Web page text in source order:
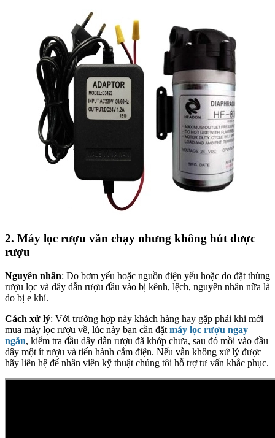
2. Máy lọc rượu vẫn chạy nhưng không hút được
rượu
Nguyên nhân: Do bơm yếu hoặc nguồn điện yếu hoặc do đặt thùng
rượu lọc và dây dẫn rượu đầu vào bị kênh, lệch, nguyên nhân nữa là
do bị e khí.
Cách xử lý: Với trường hợp này khách hàng hay gặp phải khi mới
mua máy lọc rượu về, lúc này bạn cần đặt máy lọc rượu ngay
ngắn, kiểm tra đầu dây dẫn rượu đã khớp chưa, sau đó mồi vào đầu
dây một ít rượu và tiến hành cắm điện. Nếu vẫn không xử lý được
hãy liên hệ để nhân viên kỹ thuật chúng tôi hỗ trợ tư vấn khắc phục.